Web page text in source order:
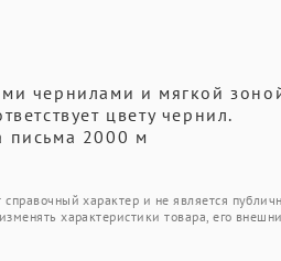
чернилами и мягкой
цвету чернил.
2000 м
характер и не является
характеристики товара, его